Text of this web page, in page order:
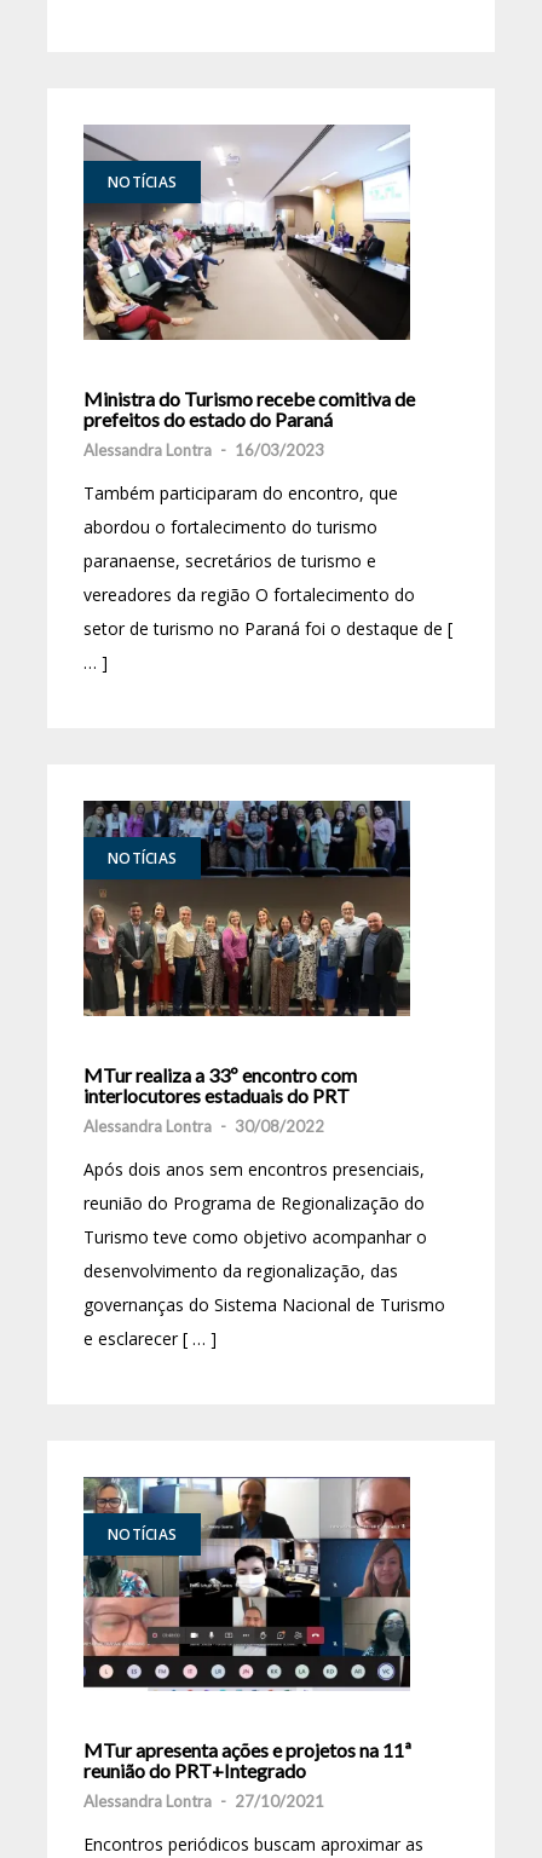
NOTÍCIAS
Ministra do Turismo recebe comitiva de
prefeitos do estado do Paraná
Alessandra Lontra - 16/03/2023
Também participaram do encontro, que
abordou o fortalecimento do turismo
paranaense, secretários de turismo e
vereadores da região O fortalecimento do
setor de turismo no Paraná foi o destaque de [
… ]
NOTÍCIAS
MTur realiza a 33º encontro com
interlocutores estaduais do PRT
Alessandra Lontra - 30/08/2022
Após dois anos sem encontros presenciais,
reunião do Programa de Regionalização do
Turismo teve como objetivo acompanhar o
desenvolvimento da regionalização, das
governanças do Sistema Nacional de Turismo
e esclarecer [ … ]
NOTÍCIAS
MTur apresenta ações e projetos na 11ª
reunião do PRT+Integrado
Alessandra Lontra - 27/10/2021
Encontros periódicos buscam aproximar as